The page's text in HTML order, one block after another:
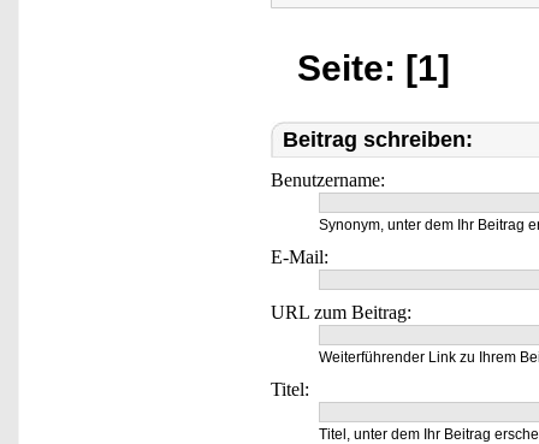
Seite: [1]
Beitrag schreiben:
Benutzername:
Synonym, unter dem Ihr Beitrag
E-Mail:
URL zum Beitrag:
Weiterführender Link zu Ihrem
Titel:
Titel, unter dem Ihr Beitrag